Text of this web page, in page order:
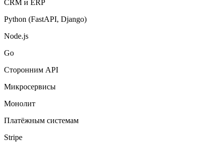
CRM и ERP
Python (FastAPI, Django)
Node.js
Go
Сторонним API
Микросервисы
Монолит
Платёжным системам
Stripe